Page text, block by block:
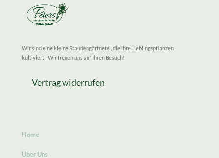
Wir sind eine kleine Staudengärtnerei, die ihre Lieblingspflanzen
kultiviert - Wir freuen uns auf Ihren Besuch!
Vertrag widerrufen
Home
Über Uns